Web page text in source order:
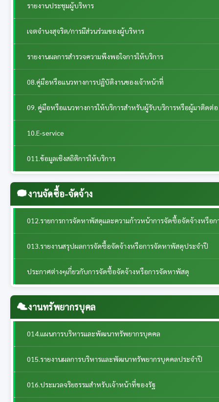
รายงานประชุมผู้บริหาร
เจตจำนงสุจริต/การมีส่วนร่วมของผู้บริหาร
รายงานผลการสำรวจความพึงพอใจการให้บริการ
08.คู่มือหรือแนวทางการปฏิบัติงานของเจ้าหน้าที่
09. คู่มือหรือแนวทางการให้บริการสำหรับผู้รับบริการหรือผู้มาติดต่อ
10.E-service
011.ข้อมูลเชิงสถิติการให้บริการ
งานจัดซื้อ-จัดจ้าง
012.รายการการจัดหาพัสดุและความก้าวหน้าการจัดซื้อจัดจ้างหรือ
013.รายงานสรุปผลการจัดซื้อจัดจ้างหรือการจัดหาพัสดุประจำปี
ประกาศต่างๆเกี่ยวกับการจัดซื้อจัดจ้างหรือการจัดหาพัสดุ
งานทรัพยากรบุคล
014.แผนการบริหารและพัฒนาทรัพยากรบุคคล
015.รายงานผลการบริหารและพัฒนาทรัพยากรบุคคลประจําปี
016.ประมวลจริยธรรมสำหรับเจ้าหน้าที่ของรัฐ